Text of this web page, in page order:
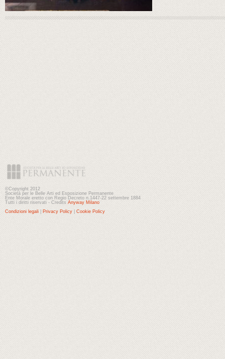
©Copyright 2012
Società per le Belle Arti ed Esposizione Permanente
Ente Morale eretto con Regio Decreto n.1447-22 settembre 1884
Tutti i diritti riservati - Credits Anyway Milano
Condizioni legali
Privacy Policy Cookie Policy